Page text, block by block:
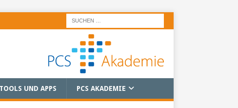
TOOLS UND APPS PCS AKADEMIE